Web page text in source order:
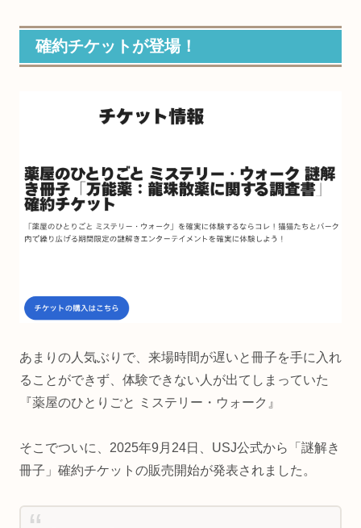
確約チケットが登場！
あまりの人気ぶりで、来場時間が遅いと冊子を手に入れ
ることができず、体験できない人が出てしまっていた
『薬屋のひとりごと ミステリー・ウォーク』
そこでついに、2025年9月24日、USJ公式から「謎解き
冊子」確約チケットの販売開始が発表されました。